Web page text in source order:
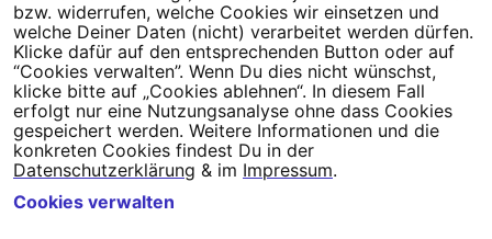
Campact e.V.
IBAN DE95 2‍5‍1‍2 0‍5‍1‍0 6‍9‍8‍0 0‍0‍0‍0 0‍0
SozialBank
Direkt online spenden
NewsletterHilfe und
FAQKontakt DatenschutzImpressumCookie Einstellungen
bzw. widerrufen, welche Cookies wir einsetzen und
welche Deiner Daten (nicht) verarbeitet werden dürfen.
Klicke dafür auf den entsprechenden Button oder auf
“Cookies verwalten”. Wenn Du dies nicht wünschst,
klicke bitte auf „Cookies ablehnen“. In diesem Fall
erfolgt nur eine Nutzungsanalyse ohne dass Cookies
gespeichert werden. Weitere Informationen und die
konkreten Cookies findest Du in der
Datenschutzerklärung & im Impressum.
Cookies verwalten